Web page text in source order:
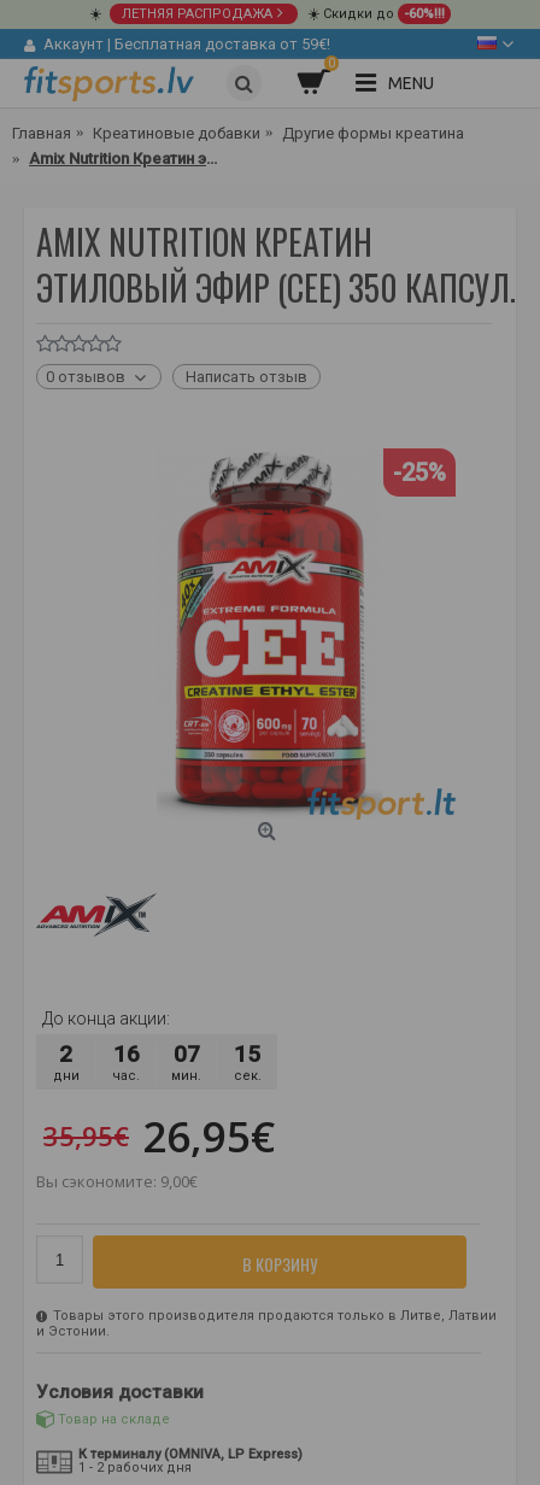
☀️ ЛЕТНЯЯ РАСПРОДАЖА ☀️ Скидки до -60%!!!
Аккаунт | Бесплатная доставка от 59€!
0
MENU
Главная Креатиновые добавки
Другие формы креатина
Amix Nutrition Креатин этиловый эфир (CEE) 350 капсул.
AMIX NUTRITION КРЕАТИН
ЭТИЛОВЫЙ ЭФИР (CEE) 350 КАПСУЛ.
0 отзывов Написать отзыв
-25%
До конца акции:
2
дни
16
час.
07
мин.
15
сек.
35,95€ 26,95€
Вы сэкономите: 9,00€
В КОРЗИНУ
Товары этого производителя продаются только в Литве, Латвии
и Эстонии.
Условия доставки
Товар на складе
К терминалу (OMNIVA, LP Express)
1 - 2 рабочих дня